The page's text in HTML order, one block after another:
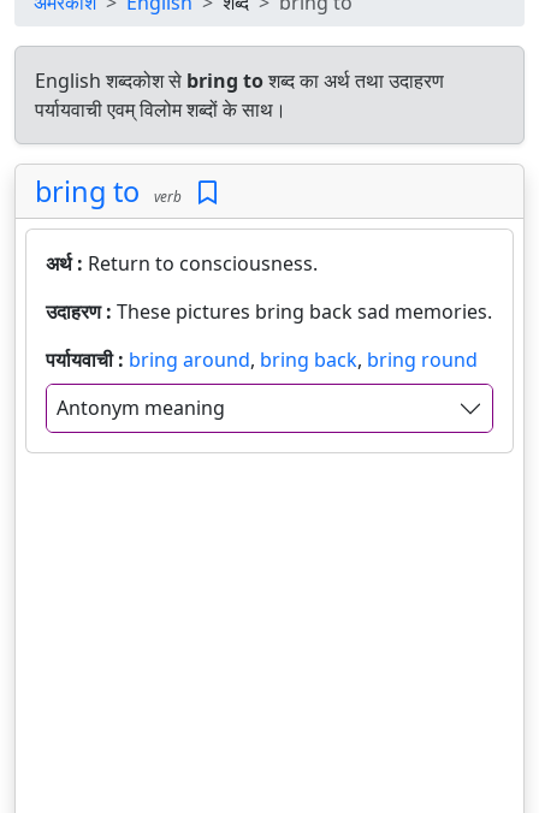
English शब्दकोश से bring toशब्द का अर्थ तथा उदाहरण
पर्यायवाची एवम् विलोम शब्दों के साथ।
bring to verb
अर्थ : Return to consciousness.
उदाहरण : These pictures bring back sad memories.
पर्यायवाची : bring around, bring back, bring round
Antonym meaning